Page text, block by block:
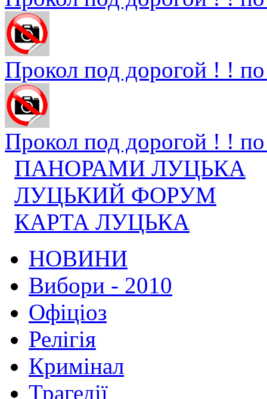
Прокол под дорогой ! ! по
Прокол под дорогой ! ! по
ПАНОРАМИ ЛУЦЬКА
ЛУЦЬКИЙ ФОРУМ
КАРТА ЛУЦЬКА
НОВИНИ
Вибори - 2010
Офіціоз
Релігія
Кримінал
Трагедії